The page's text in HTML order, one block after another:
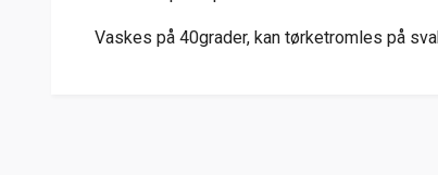
Vaskes på 40grader, kan tørketromles på